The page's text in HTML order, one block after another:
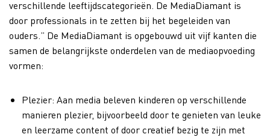
verschillende leeftijdscategorieën. De MediaDiamant is
door professionals in te zetten bij het begeleiden van
ouders.” De MediaDiamant is opgebouwd uit vijf kanten die
samen de belangrijkste onderdelen van de mediaopvoeding
vormen:
Plezier: Aan media beleven kinderen op verschillende
manieren plezier, bijvoorbeeld door te genieten van leuke
en leerzame content of door creatief bezig te zijn met